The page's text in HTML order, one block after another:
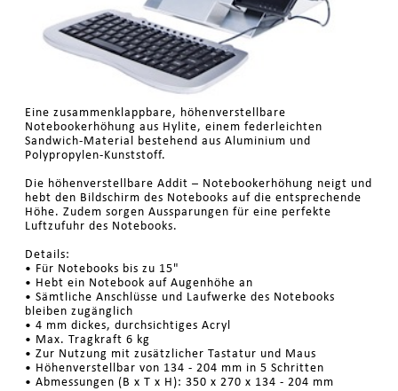
Eine zusammenklappbare, höhenverstellbare
Notebookerhöhung aus Hylite, einem federleichten
Sandwich-Material bestehend aus Aluminium und
Polypropylen-Kunststoff.
Die höhenverstellbare Addit – Notebookerhöhung neigt und
hebt den Bildschirm des Notebooks auf die entsprechende
Höhe. Zudem sorgen Aussparungen für eine perfekte
Luftzufuhr des Notebooks.
Details:
• Für Notebooks bis zu 15"
• Hebt ein Notebook auf Augenhöhe an
• Sämtliche Anschlüsse und Laufwerke des Notebooks
bleiben zugänglich
• 4 mm dickes, durchsichtiges Acryl
• Max. Tragkraft 6 kg
• Zur Nutzung mit zusätzlicher Tastatur und Maus
• Höhenverstellbar von 134 - 204 mm in 5 Schritten
• Abmessungen (B x T x H): 350 x 270 x 134 - 204 mm